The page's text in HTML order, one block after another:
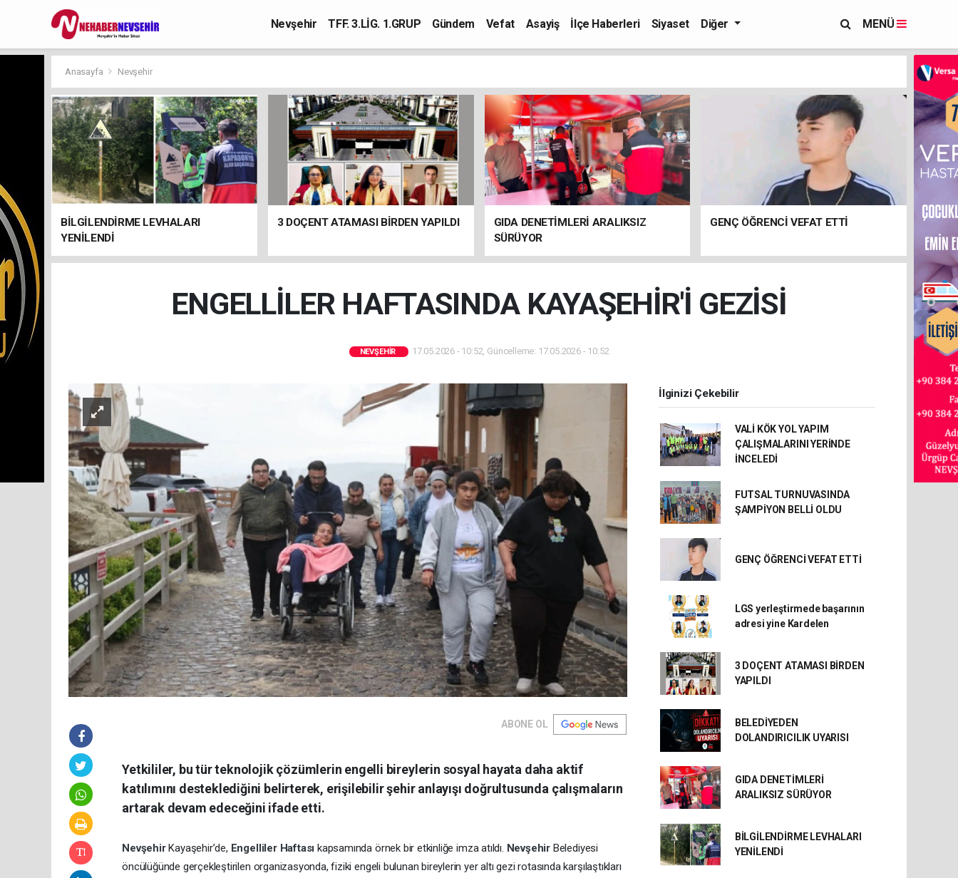
Nevşehir TFF. 3.LİG. 1.GRUP Gündem Vefat Asayiş İlçe Haberleri Siyaset Diğer MENÜ
Anasayfa Nevşehir
BİLGİLENDİRME LEVHALARI
YENİLENDİ
3 DOÇENT ATAMASI BİRDEN YAPILDI
GIDA DENETİMLERİ ARALIKSIZ
SÜRÜYOR
GENÇ ÖĞRENCİ VEFAT ETTİ
ENGELLİLER HAFTASINDA KAYAŞEHİR'İ GEZİSİ
NEVŞEHIR 17.05.2026 - 10:52, Güncelleme: 17.05.2026 - 10:52
ABONE OL
Yetkililer, bu tür teknolojik çözümlerin engelli bireylerin sosyal hayata daha aktif
katılımını desteklediğini belirterek, erişilebilir şehir anlayışı doğrultusunda çalışmaların
artarak devam edeceğini ifade etti.
Nevşehir Kayaşehir’de, Engelliler Haftası kapsamında örnek bir etkinliğe imza atıldı. Nevşehir Belediyesi
öncülüğünde gerçekleştirilen organizasyonda, fiziki engeli bulunan bireylerin yer altı gezi rotasında karşılaştıkları
İlginizi Çekebilir
VALİ KÖK YOL YAPIM
ÇALIŞMALARINI YERİNDE
İNCELEDİ
FUTSAL TURNUVASINDA
ŞAMPİYON BELLİ OLDU
GENÇ ÖĞRENCİ VEFAT ETTİ
LGS yerleştirmede başarının
adresi yine Kardelen
3 DOÇENT ATAMASI BİRDEN
YAPILDI
BELEDİYEDEN
DOLANDIRICILIK UYARISI
GIDA DENETİMLERİ
ARALIKSIZ SÜRÜYOR
BİLGİLENDİRME LEVHALARI
YENİLENDİ